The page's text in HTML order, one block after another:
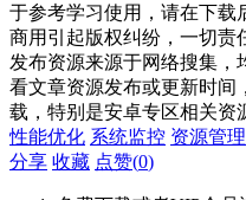
于参考学习使用，请在下载
商用引起版权纠纷，一切责
发布资源来源于网络搜集，
看文章资源发布或更新时间
载，特别是安卓专区相关资
性能优化 系统监控 资源管理
分享 收藏 点赞(0)